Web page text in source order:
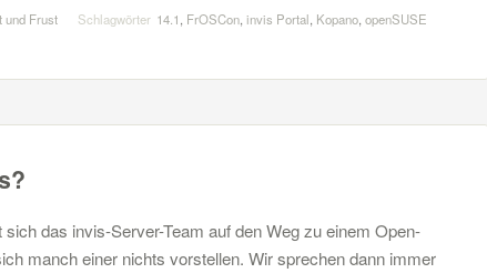
und Frust Schlagwörter 14.1, FrOSCon, invis Portal, Kopano, openSUSE
das invis-Server-Team auf den Weg zu einem Open-
manch einer nichts vorstellen. Wir sprechen dann immer